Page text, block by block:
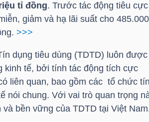
tỉ đồng. Trước tác động tiêu cực
giảm và hạ lãi suất cho 485.000
>>>
dụng tiêu dùng (TDTD) luôn được
kinh tế, bởi tính tác động tích cực
liên quan, bao gồm các tổ chức tín
nói chung. Với vai trò quan trọng
bền vững của TDTD tại Việt